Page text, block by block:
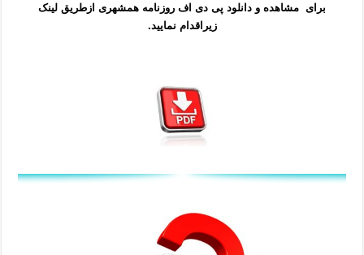
برای مشاهده و دانلود پی دی اف روزنامه همشهری ازطریق لینک
زیراقدام نمایید.